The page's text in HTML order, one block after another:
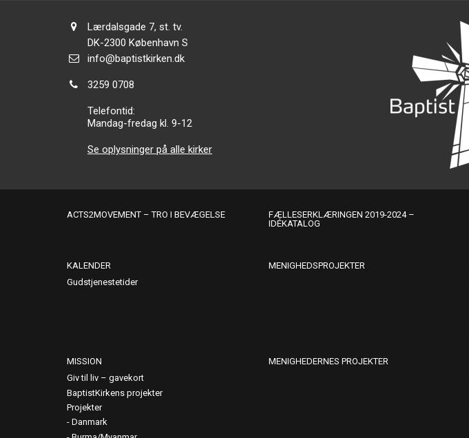
Adresse:
Lærdalsgade 7, st. tv.
Adresse:
DK-2300 København S
Send
info@baptistkirken.dk
Tlf.:
3259 0708
Telefontid:
Mandag-fredag kl. 9-12
Se oplysninger på alle kirker
ACTS2MOVEMENT – TRO I BEVÆGELSE
FÆLLESERKLÆRINGEN 2019-2024 –
IDÉKATALOG
KALENDER
Gudstjenestetider
MENIGHEDSPROJEKTER
MISSION
Giv til liv – gavekort
BaptistKirkens projekter
Projekter
Danmark
MENIGHEDERNES PROJEKTER